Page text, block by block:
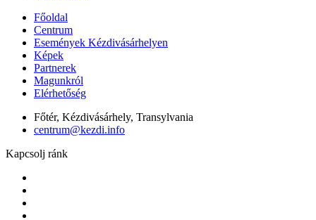
Főoldal
Centrum
Események Kézdivásárhelyen
Képek
Partnerek
Magunkról
Elérhetőség
Főtér, Kézdivásárhely, Transylvania
centrum@kezdi.info
Kapcsolj ránk